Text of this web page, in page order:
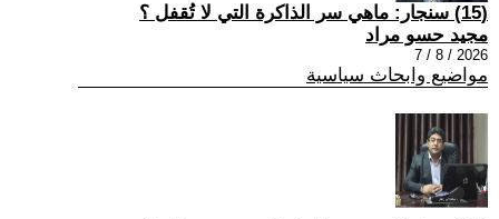
(15) سنجار: ماهي سر الذاكرة التي لا تُقفل ؟
مجيد حسو مراد
2026 / 8 / 7
مواضيع وابحاث سياسية